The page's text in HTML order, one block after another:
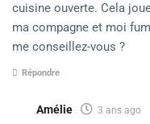
cuisine ouverte. Cela
ma compagne et moi
me conseillez-vous ?
Répondre
Amélie 3 ans ago